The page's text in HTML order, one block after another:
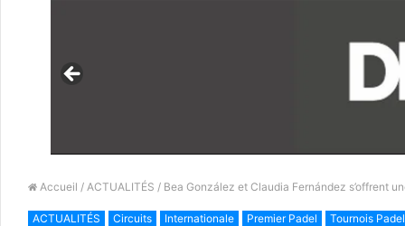
Accueil / ACTUALITÉS / Bea González et Claudia Fernández s’offrent
ACTUALITÉS Circuits Internationale Premier Padel Tournois Padel